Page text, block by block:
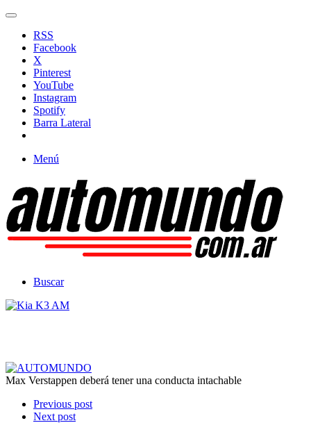
RSS
Facebook
X
Pinterest
YouTube
Instagram
Spotify
Barra Lateral
Menú
Buscar
Max Verstappen deberá tener una conducta intachable
Previous post
Next post